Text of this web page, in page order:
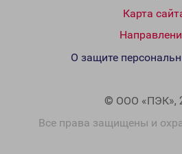
Карта
© ООО «ПЭК»,
Все права защищены и
О защите